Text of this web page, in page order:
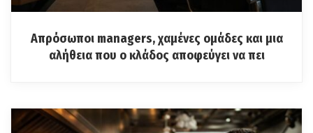
Απρόσωποι managers, χαμένες ομάδες και μια
αλήθεια που ο κλάδος αποφεύγει να πει